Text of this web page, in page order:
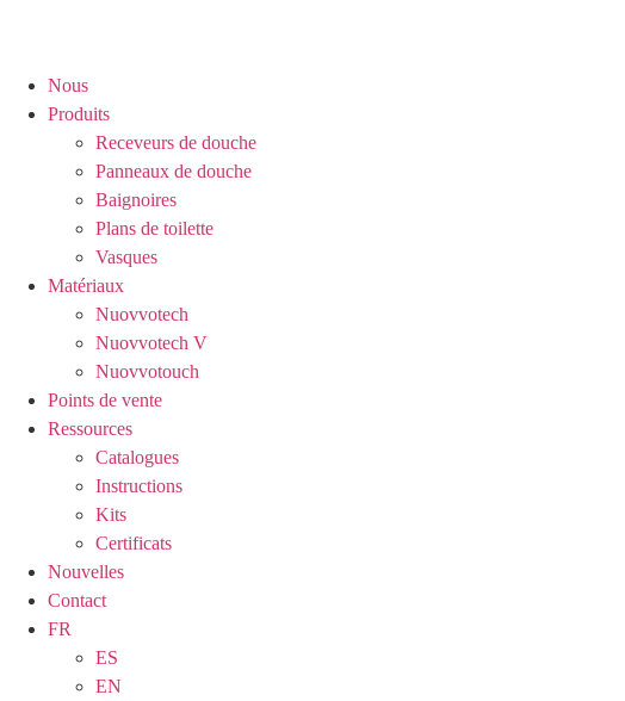
Nous
Produits
Receveurs de douche
Panneaux de douche
Baignoires
Plans de toilette
Vasques
Matériaux
Nuovvotech
Nuovvotech V
Nuovvotouch
Points de vente
Ressources
Catalogues
Instructions
Kits
Certificats
Nouvelles
Contact
FR
ES
EN